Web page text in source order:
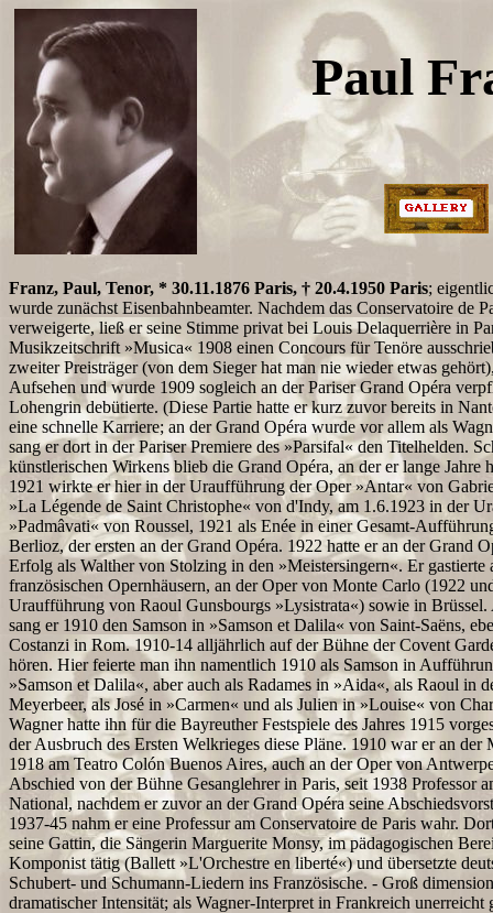
Paul
Franz, Paul, Tenor, * 30.11.1876 Paris, † 20.4.1950 Paris;
wurde zunächst Eisenbahnbeamter. Nachdem das Conservatoire de
verweigerte, ließ er seine Stimme privat bei Louis Delaquerrière in
Musikzeitschrift »Musica« 1908 einen Concours für Tenöre
zweiter Preisträger (von dem Sieger hat man nie wieder etwas
Aufsehen und wurde 1909 sogleich an der Pariser Grand Opéra
Lohengrin debütierte. (Diese Partie hatte er kurz zuvor bereits in
eine schnelle Karriere; an der Grand Opéra wurde vor allem als
sang er dort in der Pariser Premiere des »Parsifal« den Titelhelden.
künstlerischen Wirkens blieb die Grand Opéra, an der er lange Jahre
1921 wirkte er hier in der Uraufführung der Oper »Antar« von
»La Légende de Saint Christophe« von d'Indy, am 1.6.1923 in der
»Padmâvati« von Roussel, 1921 als Enée in einer Gesamt-
Berlioz, der ersten an der Grand Opéra. 1922 hatte er an der Grand
Erfolg als Walther von Stolzing in den »Meistersingern«. Er gastierte
französischen Opernhäusern, an der Oper von Monte Carlo (1922
Uraufführung von Raoul Gunsbourgs »Lysistrata«) sowie in
sang er 1910 den Samson in »Samson et Dalila« von Saint-Saëns,
Costanzi in Rom. 1910-14 alljährlich auf der Bühne der Covent
hören. Hier feierte man ihn namentlich 1910 als Samson in
»Samson et Dalila«, aber auch als Radames in »Aida«, als Raoul in
Meyerbeer, als José in »Carmen« und als Julien in »Louise« von
Wagner hatte ihn für die Bayreuther Festspiele des Jahres 1915
der Ausbruch des Ersten Welkrieges diese Pläne. 1910 war er an der
1918 am Teatro Colón Buenos Aires, auch an der Oper von
Abschied von der Bühne Gesanglehrer in Paris, seit 1938 Professor
National, nachdem er zuvor an der Grand Opéra seine
1937-45 nahm er eine Professur am Conservatoire de Paris wahr.
seine Gattin, die Sängerin Marguerite Monsy, im pädagogischen
Komponist tätig (Ballett »L'Orchestre en liberté«) und übersetzte
Schubert- und Schumann-Liedern ins Französische. - Groß
dramatischer Intensität; als Wagner-Interpret in Frankreich unerreicht